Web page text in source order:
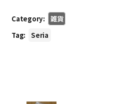
Category:
雑貨
Tag:
Seria